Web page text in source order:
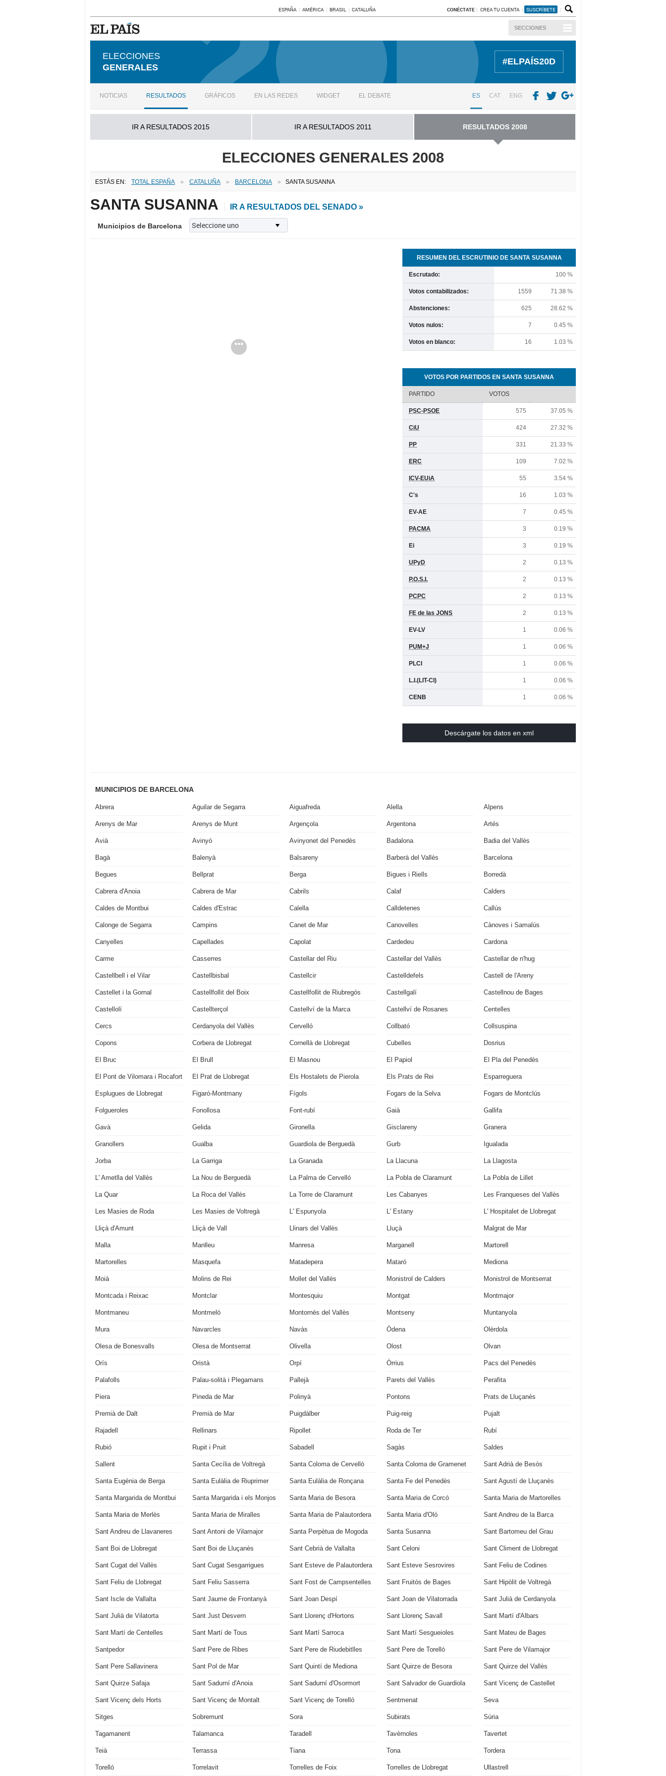
ESPAÑA AMÉRICA BRASIL CATALUÑA CONÉCTATE CREA TU CUENTA SUSCRÍBETE
SECCIONES
ELECCIONES
GENERALES
#ELPAÍS20D
NOTICIAS RESULTADOS GRÁFICOS EN LAS REDES WIDGET EL DEBATE ES CAT ENG
IR A RESULTADOS 2015 IR A RESULTADOS 2011 RESULTADOS 2008
ELECCIONES GENERALES 2008
ESTÁS EN: TOTAL ESPAÑA » CATALUÑA » BARCELONA » SANTA SUSANNA
SANTA SUSANNA IR A RESULTADOS DEL SENADO »
Municipios de Barcelona
RESUMEN DEL ESCRUTINIO DE SANTA SUSANNA
Escrutado: 100 %
Votos contabilizados: 1559 71.38 %
Abstenciones: 625 28.62 %
Votos nulos: 7 0.45 %
Votos en blanco: 16 1.03 %
VOTOS POR PARTIDOS EN SANTA SUSANNA
PARTIDO VOTOS
PSC-PSOE 575 37.05 %
CiU 424 27.32 %
PP 331 21.33 %
ERC 109 7.02 %
ICV-EUiA 55 3.54 %
C's 16 1.03 %
EV-AE 7 0.45 %
PACMA 3 0.19 %
Ei 3 0.19 %
UPyD 2 0.13 %
P.O.S.I. 2 0.13 %
PCPC 2 0.13 %
FE de las JONS 2 0.13 %
EV-LV 1 0.06 %
PUM+J 1 0.06 %
PLCI 1 0.06 %
L.I.(LIT-CI) 1 0.06 %
CENB 1 0.06 %
Descárgate los datos en xml
MUNICIPIOS DE BARCELONA
Abrera Aguilar de Segarra Aiguafreda Alella Alpens
Arenys de Mar Arenys de Munt Argençola Argentona Artés
Avià Avinyó Avinyonet del Penedès Badalona Badia del Vallès
Bagà Balenyà Balsareny Barberà del Vallès Barcelona
Begues Bellprat Berga Bigues i Riells Borredà
Cabrera d'Anoia Cabrera de Mar Cabrils Calaf Calders
Caldes de Montbui Caldes d'Estrac Calella Calldetenes Callús
Calonge de Segarra Campins Canet de Mar Canovelles Cànoves i Samalús
Canyelles Capellades Capolat Cardedeu Cardona
Carme Casserres Castellar del Riu Castellar del Vallès Castellar de n'hug
Castellbell i el Vilar Castellbisbal Castellcir Castelldefels Castell de l'Areny
Castellet i la Gornal Castellfollit del Boix Castellfollit de Riubregós Castellgalí Castellnou de Bages
Castellolí Castellterçol Castellví de la Marca Castellví de Rosanes Centelles
Cercs Cerdanyola del Vallès Cervelló Collbató Collsuspina
Copons Corbera de Llobregat Cornellà de Llobregat Cubelles Dosrius
El Bruc El Brull El Masnou El Papiol El Pla del Penedès
El Pont de Vilomara i Rocafort El Prat de Llobregat Els Hostalets de Pierola Els Prats de Rei Esparreguera
Esplugues de Llobregat Figaró-Montmany Fígols Fogars de la Selva Fogars de Montclús
Folgueroles Fonollosa Font-rubí Gaià Gallifa
Gavà Gelida Gironella Gisclareny Granera
Granollers Gualba Guardiola de Berguedà Gurb Igualada
Jorba La Garriga La Granada La Llacuna La Llagosta
L' Ametlla del Vallès La Nou de Berguedà La Palma de Cervelló La Pobla de Claramunt La Pobla de Lillet
La Quar La Roca del Vallès La Torre de Claramunt Les Cabanyes Les Franqueses del Vallès
Les Masies de Roda Les Masies de Voltregà L' Espunyola L' Estany L' Hospitalet de Llobregat
Lliçà d'Amunt Lliçà de Vall Llinars del Vallès Lluçà Malgrat de Mar
Malla Manlleu Manresa Marganell Martorell
Martorelles Masquefa Matadepera Mataró Mediona
Moià Molins de Rei Mollet del Vallès Monistrol de Calders Monistrol de Montserrat
Montcada i Reixac Montclar Montesquiu Montgat Montmajor
Montmaneu Montmeló Montornès del Vallès Montseny Muntanyola
Mura Navarcles Navàs Òdena Olèrdola
Olesa de Bonesvalls Olesa de Montserrat Olivella Olost Olvan
Orís Oristà Orpí Òrrius Pacs del Penedès
Palafolls Palau-solità i Plegamans Pallejà Parets del Vallès Perafita
Piera Pineda de Mar Polinyà Pontons Prats de Lluçanès
Premià de Dalt Premià de Mar Puigdàlber Puig-reig Pujalt
Rajadell Rellinars Ripollet Roda de Ter Rubí
Rubió Rupit i Pruit Sabadell Sagàs Saldes
Sallent Santa Cecília de Voltregà Santa Coloma de Cervelló Santa Coloma de Gramenet Sant Adrià de Besòs
Santa Eugènia de Berga Santa Eulàlia de Riuprimer Santa Eulàlia de Ronçana Santa Fe del Penedès Sant Agustí de Lluçanès
Santa Margarida de Montbui Santa Margarida i els Monjos Santa Maria de Besora Santa Maria de Corcó Santa Maria de Martorelles
Santa Maria de Merlès Santa Maria de Miralles Santa Maria de Palautordera Santa Maria d'Oló Sant Andreu de la Barca
Sant Andreu de Llavaneres Sant Antoni de Vilamajor Santa Perpètua de Mogoda Santa Susanna Sant Bartomeu del Grau
Sant Boi de Llobregat Sant Boi de Lluçanès Sant Cebrià de Vallalta Sant Celoni Sant Climent de Llobregat
Sant Cugat del Vallès Sant Cugat Sesgarrigues Sant Esteve de Palautordera Sant Esteve Sesrovires Sant Feliu de Codines
Sant Feliu de Llobregat Sant Feliu Sasserra Sant Fost de Campsentelles Sant Fruitós de Bages Sant Hipòlit de Voltregà
Sant Iscle de Vallalta Sant Jaume de Frontanyà Sant Joan Despí Sant Joan de Vilatorrada Sant Julià de Cerdanyola
Sant Julià de Vilatorta Sant Just Desvern Sant Llorenç d'Hortons Sant Llorenç Savall Sant Martí d'Albars
Sant Martí de Centelles Sant Martí de Tous Sant Martí Sarroca Sant Martí Sesgueioles Sant Mateu de Bages
Santpedor Sant Pere de Ribes Sant Pere de Riudebitlles Sant Pere de Torelló Sant Pere de Vilamajor
Sant Pere Sallavinera Sant Pol de Mar Sant Quintí de Mediona Sant Quirze de Besora Sant Quirze del Vallès
Sant Quirze Safaja Sant Sadurní d'Anoia Sant Sadurní d'Osormort Sant Salvador de Guardiola Sant Vicenç de Castellet
Sant Vicenç dels Horts Sant Vicenç de Montalt Sant Vicenç de Torelló Sentmenat Seva
Sitges Sobremunt Sora Subirats Súria
Tagamanent Talamanca Taradell Tavèrnoles Tavertet
Teià Terrassa Tiana Tona Tordera
Torelló Torrelavit Torrelles de Foix Torrelles de Llobregat Ullastrell